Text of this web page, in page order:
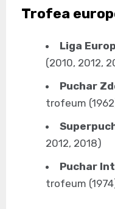
Trofea
Liga
(2010, 2012,
Puchar
trofeum
2012, 2018)
Puchar
trofeum